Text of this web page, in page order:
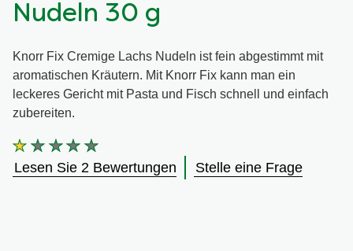
Nudeln 30 g
Knorr Fix Cremige Lachs Nudeln ist fein abgestimmt mit
aromatischen Kräutern. Mit Knorr Fix kann man ein
leckeres Gericht mit Pasta und Fisch schnell und einfach
zubereiten.
Die
durchschnittliche
Bewertung
Lesen Sie 2 Bewertungen Stelle eine Frage